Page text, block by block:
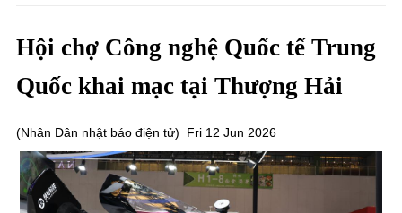
Hội chợ Công nghệ Quốc tế Trung
Quốc khai mạc tại Thượng Hải
(Nhân Dân nhật báo điện tử) Fri 12 Jun 2026